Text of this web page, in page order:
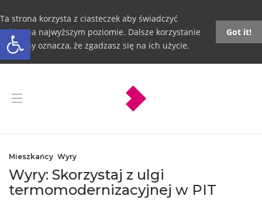
Otwórz pasek narzędzi
Ta strona korzysta z ciasteczek aby świadczyć
usługi na najwyższym poziomie. Dalsze korzystanie
ze strony oznacza, że zgadzasz się na ich użycie.
Got it!
Mieszkańcy, Wyry
Wyry: Skorzystaj z ulgi
termomodernizacyjnej w PIT